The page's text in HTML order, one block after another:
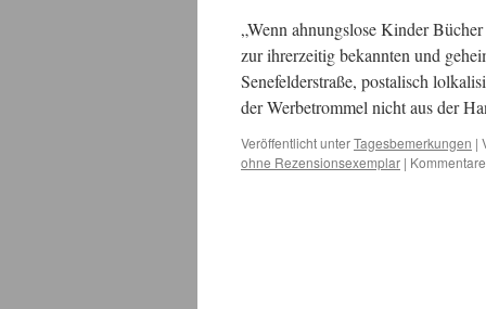
„Wenn ahnungslose Kinder
zur ihrerzeitig bekannten und
Senefelderstraße, postalisch
der Werbetrommel nicht aus der
Veröffentlicht unterTagesbemerkungen |
ohne Rezensionsexemplar |